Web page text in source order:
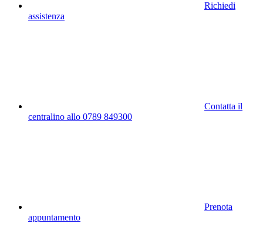
Richiedi
assistenza
Contatta il
centralino allo 0789 849300
Prenota
appuntamento